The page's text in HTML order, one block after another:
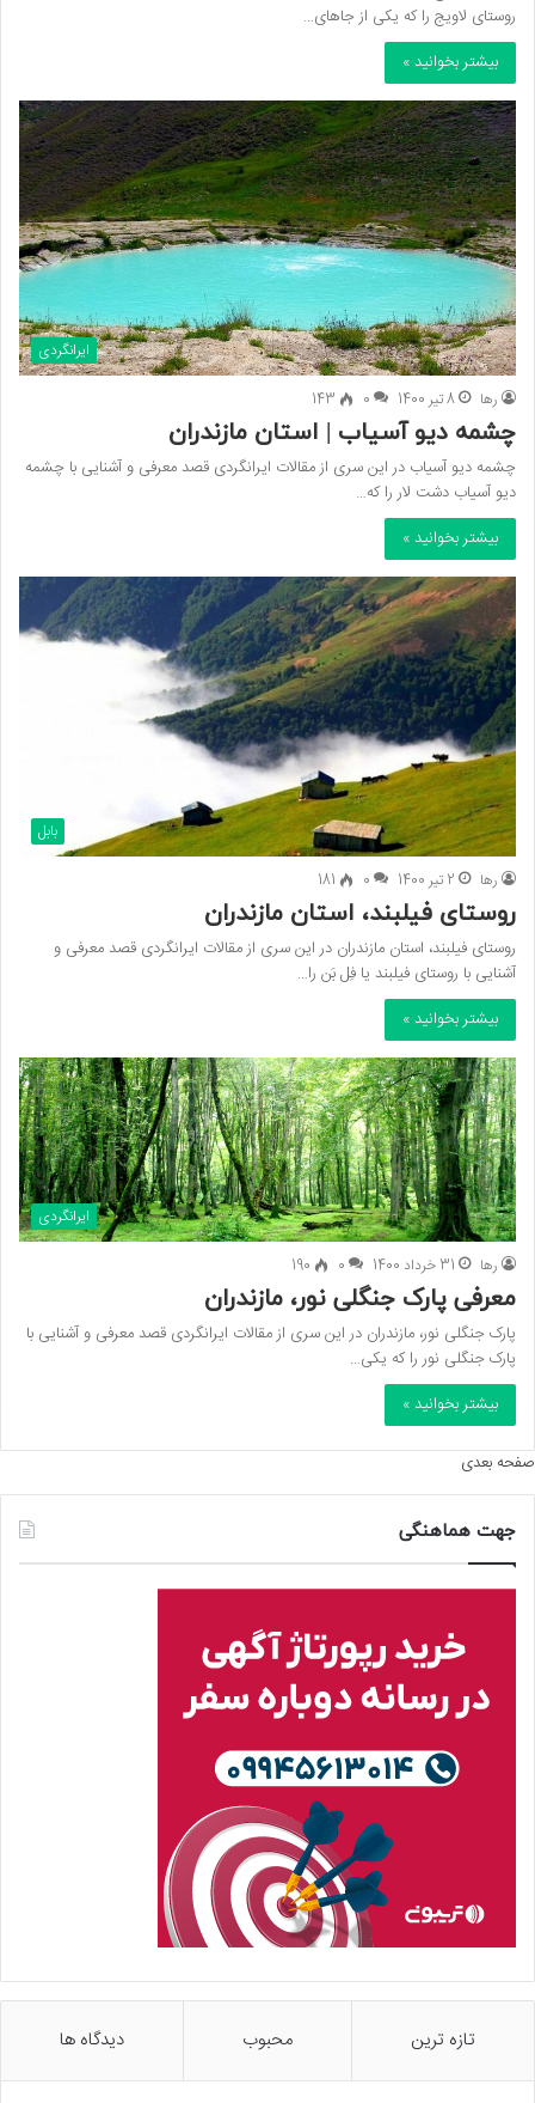
روستای لاویج را که یکی از جاهای…
بیشتر بخوانید »
ایرانگردی
رها 8 تیر 1400 0
143
چشمه دیو آسیاب | استان مازندران
چشمه دیو آسیاب در این سری از مقالات ایرانگردی قصد معرفی و آشنایی با چشمه
دیو آسیاب دشت لار را که…
بیشتر بخوانید »
بابل
رها 2 تیر 1400 0
181
روستای فیلبند، استان مازندران
روستای فیلبند، استان مازندران در این سری از مقالات ایرانگردی قصد معرفی و
آشنایی با روستای فیلبند یا فِل‌ بَن را…
بیشتر بخوانید »
ایرانگردی
رها 31 خرداد 1400 0
190
معرفی پارک جنگلی نور، مازندران
پارک جنگلی نور، مازندران در این سری از مقالات ایرانگردی قصد معرفی و آشنایی با
پارک جنگلی نور را که یکی…
بیشتر بخوانید »
صفحه بعدی
جهت هماهنگی
تازه ترین محبوب دیدگاه ها